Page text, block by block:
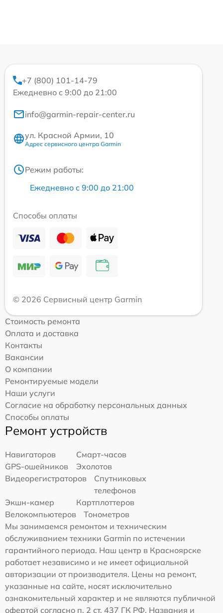
+7 (800) 101-14-79
Ежедневно с 9:00 до 21:00
info@garmin-repair-center.ru
ул. Красной Армии, 10
Адрес сервисного центра Garmin
Режим работы:
Ежедневно с 9:00 до 21:00
Способы оплаты
© 2026 Сервисный центр Garmin
Стоимость ремонта
Оплата и доставка
Контакты
Вакансии
О компании
Ремонтируемые модели
Наши услуги
Согласие на обработку персональных данных
Способы оплаты
Ремонт устройств
Навигаторов
Смарт-часов
GPS-ошейников
Эхолотов
Видеорегистраторов
Спутниковых
телефонов
Экшн-камер
Картплоттеров
Велокомпьютеров
Тонометров
Мы занимаемся ремонтом и техническим
обслуживанием техники Garmin по истечении
гарантийного периода. Наш центр в Красноярске
работает независимо и не имеет официальной
авторизации от производителя. Цены на ремонт,
указанные на сайте, носят исключительно
ознакомительный характер и не являются публичной
офертой согласно п. 2 ст. 437 ГК РФ. Названия и